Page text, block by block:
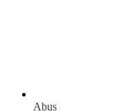
Abus